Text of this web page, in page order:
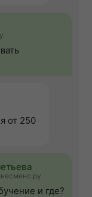
от 250
и где?